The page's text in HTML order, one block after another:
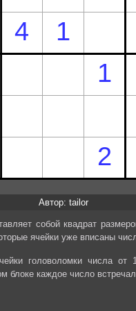
Автор: tailor
собой квадрат
ячейки уже вписаны
головоломки числа
блоке каждое число